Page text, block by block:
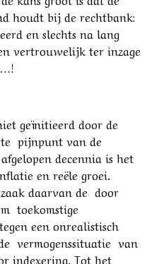
houdt bij de rechtbank:
en slechts na lang
vertrouwelijk ter inzage
geïnitieerd door de
pijnpunt van de
decennia is het
en reële groei.
daarvan de door
toekomstige
een onrealistisch
vermogenssituatie van
indexering. Tot het